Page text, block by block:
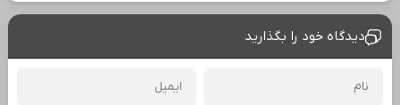
دیدگاه خود را بگذارید